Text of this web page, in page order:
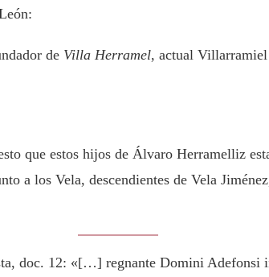
de Villa Herramel, actual
que estos hijos de Álvaro Herramelliz
a los Vela, descendientes de Vela
doc. 12: «[…] regnante Domini Adefonsi